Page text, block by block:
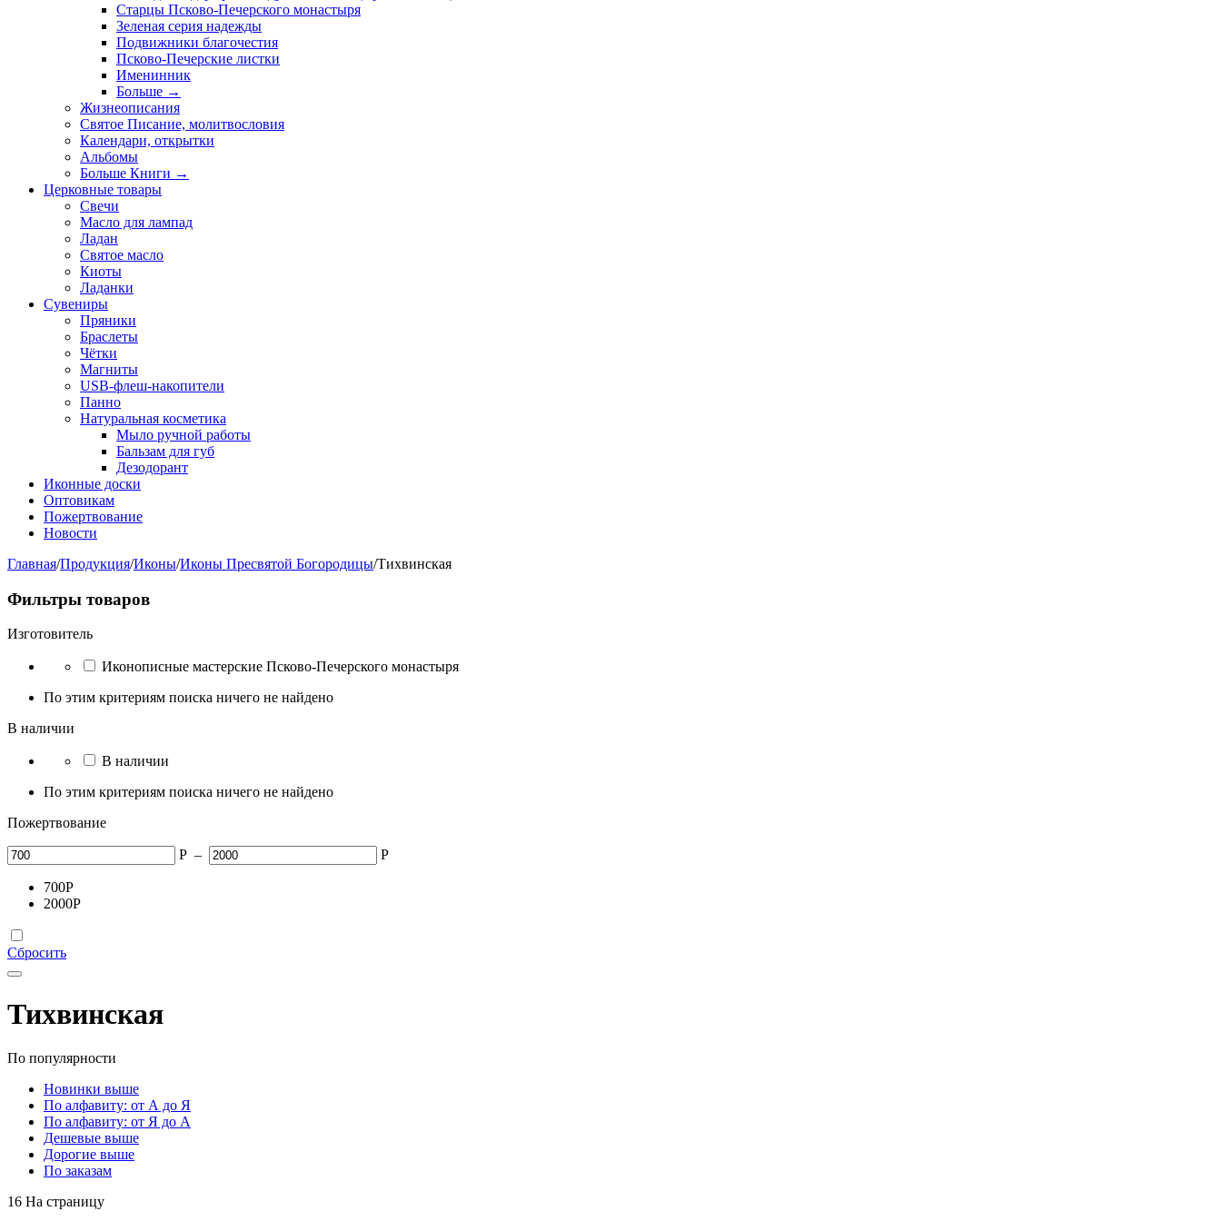
Старцы Псково-Печерского монастыря
Зеленая серия надежды
Подвижники благочестия
Псково-Печерские листки
Именинник
Больше →
Жизнеописания
Святое Писание, молитвословия
Календари, открытки
Альбомы
Больше Книги →
Церковные товары
Свечи
Масло для лампад
Ладан
Святое масло
Киоты
Ладанки
Сувениры
Пряники
Браслеты
Чётки
Магниты
USB-флеш-накопители
Панно
Натуральная косметика
Мыло ручной работы
Бальзам для губ
Дезодорант
Иконные доски
Оптовикам
Пожертвование
Новости
Главная/Продукция/Иконы/Иконы Пресвятой Богородицы/Тихвинская
Фильтры товаров
Изготовитель
Иконописные мастерские Псково-Печерского монастыря
По этим критериям поиска ничего не найдено
В наличии
В наличии
По этим критериям поиска ничего не найдено
Пожертвование
Р – Р
700Р
2000Р
Сбросить
Тихвинская
По популярности
Новинки выше
По алфавиту: от А до Я
По алфавиту: от Я до А
Дешевые выше
Дорогие выше
По заказам
16 На страницу